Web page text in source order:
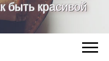
быть красивой